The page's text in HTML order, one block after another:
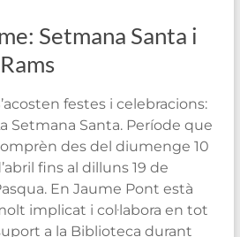
Setmana Santa i
festes i celebracions:
Setmana Santa. Període que
des del diumenge 10
fins al dilluns 19 de
En Jaume Pont està
implicat i col·labora en tot
a la Biblioteca durant